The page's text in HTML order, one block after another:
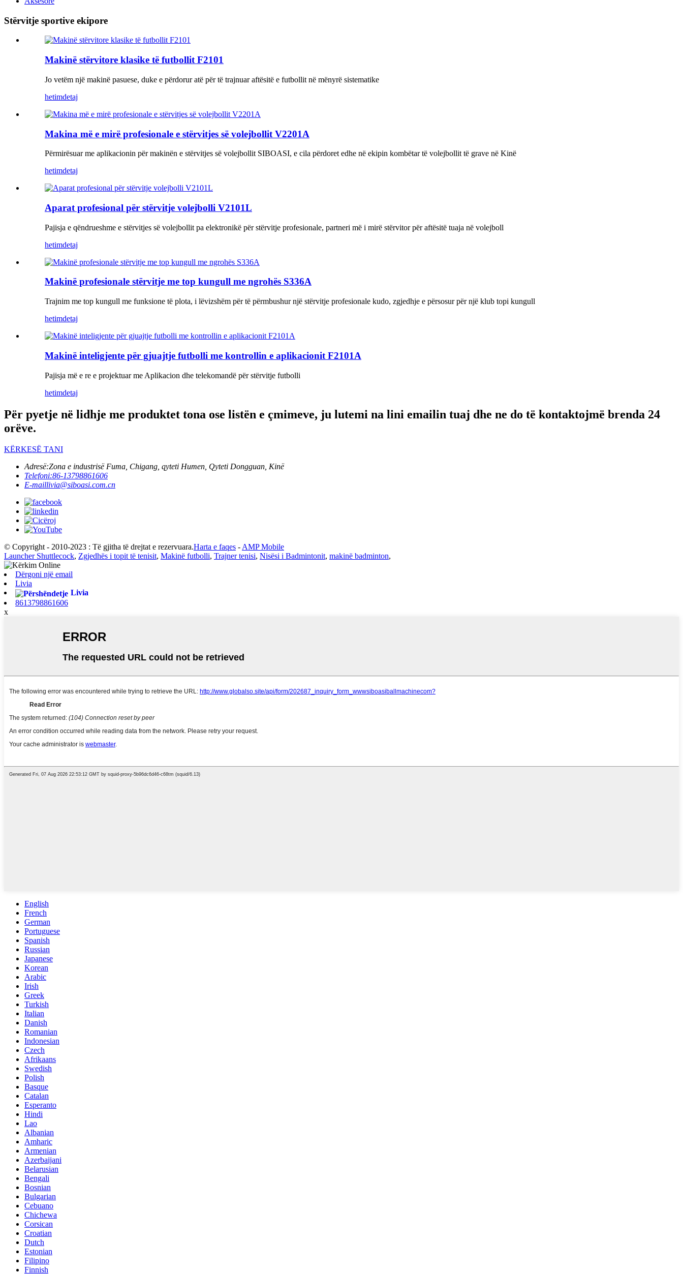
Stërvitje sportive ekipore
Makinë stërvitore klasike të futbollit F2101
Jo vetëm një makinë pasuese, duke e përdorur atë për të trajnuar aftësitë e futbollit në mënyrë sistematike
hetimdetaj
Makina më e mirë profesionale e stërvitjes së volejbollit V2201A
Përmirësuar me aplikacionin për makinën e stërvitjes së volejbollit SIBOASI, e cila përdoret edhe në ekipin kombëtar të volejbollit të grave në Kinë
hetimdetaj
Aparat profesional për stërvitje volejbolli V2101L
Pajisja e qëndrueshme e stërvitjes së volejbollit pa elektronikë për stërvitje profesionale, partneri më i mirë stërvitor për aftësitë tuaja në volejboll
hetimdetaj
Makinë profesionale stërvitje me top kungull me ngrohës S336A
Trajnim me top kungull me funksione të plota, i lëvizshëm për të përmbushur një stërvitje profesionale kudo, zgjedhje e përsosur për një klub topi kungull
hetimdetaj
Makinë inteligjente për gjuajtje futbolli me kontrollin e aplikacionit F2101A
Pajisja më e re e projektuar me Aplikacion dhe telekomandë për stërvitje futbolli
hetimdetaj
Për pyetje në lidhje me produktet tona ose listën e çmimeve, ju lutemi na lini emailin tuaj dhe ne do të kontaktojmë brenda 24
orëve.
KËRKESË TANI
Adresë:Zona e industrisë Fuma, Chigang, qyteti Humen, Qyteti Dongguan, Kinë
Telefoni:86-13798861606
E-maillivia@siboasi.com.cn
© Copyright - 2010-2023 : Të gjitha të drejtat e rezervuara.Harta e faqes -AMP Mobile
Launcher Shuttlecock, Zgjedhës i topit të tenisit, Makinë futbolli, Trajner tenisi, Nisësi i Badmintonit, makinë badminton,
Dërgoni një email
Livia
Livia
8613798861606
x
English
French
German
Portuguese
Spanish
Russian
Japanese
Korean
Arabic
Irish
Greek
Turkish
Italian
Danish
Romanian
Indonesian
Czech
Afrikaans
Swedish
Polish
Basque
Catalan
Esperanto
Hindi
Lao
Albanian
Amharic
Armenian
Azerbaijani
Belarusian
Bengali
Bosnian
Bulgarian
Cebuano
Chichewa
Corsican
Croatian
Dutch
Estonian
Filipino
Finnish